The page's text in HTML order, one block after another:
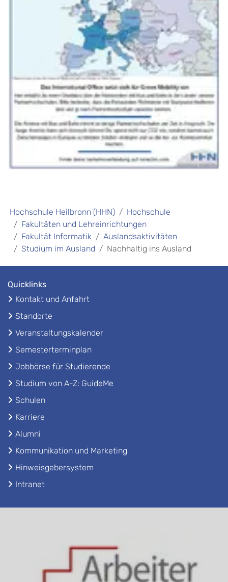
Hochschule Heilbronn (HHN)
Hochschule
Fakultäten und Lehreinrichtungen
Fakultät Informatik
Auslandsaktivitäten
Studium im Ausland
Nachhaltig ins Ausland
Quicklinks
Kontakt und Anfahrt
Standorte
Veranstaltungskalender
Semesterterminplan
Jobbörse für Studierende
Studium von A-Z: GuideMe
Schulen
Karriere
Alumni
Kommunikation und Marketing
Hinweisgebersystem
Intranet